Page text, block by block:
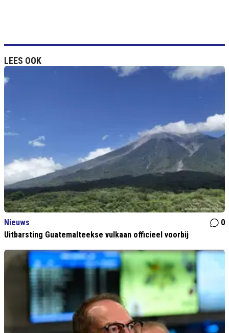
LEES OOK
Nieuws
0
Uitbarsting Guatemalteekse vulkaan officieel voorbij